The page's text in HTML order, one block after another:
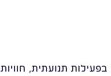
תנועתית, חוויות